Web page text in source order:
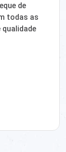
de
todas as